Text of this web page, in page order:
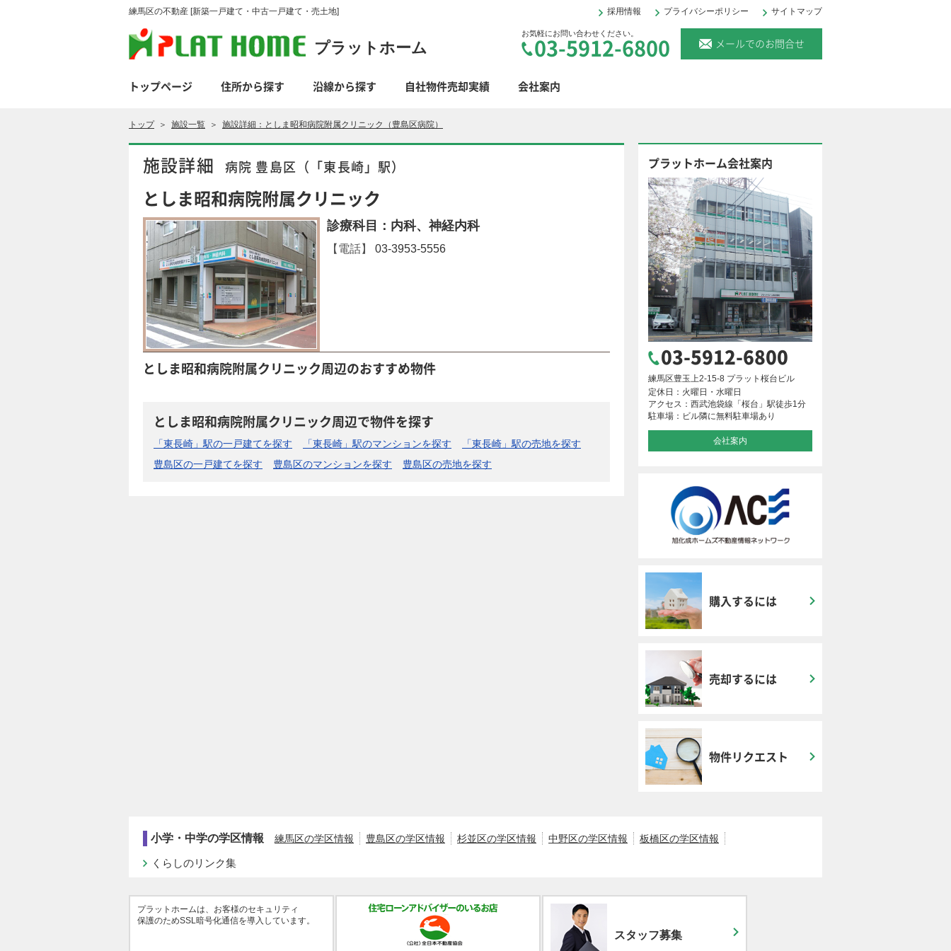
練馬区の不動産 [新築一戸建て・中古一戸建て・売土地] 採用情報 プライバシーポリシー サイトマップ
プラットホーム
お気軽にお問い合わせください。
03-5912-6800 メールでのお問合せ
トップページ 住所から探す 沿線から探す 自社物件売却実績 会社案内
トップ＞ 施設一覧 ＞ 施設詳細：としま昭和病院附属クリニック（豊島区病院）
施設詳細 病院 豊島区（「東長崎」駅）
としま昭和病院附属クリニック
診療科目：内科、神経内科
【電話】 03-3953-5556
としま昭和病院附属クリニック周辺のおすすめ物件
としま昭和病院附属クリニック周辺で物件を探す
「東長崎」駅の一戸建てを探す 「東長崎」駅のマンションを探す
「東長崎」駅の売地を探す
豊島区の一戸建てを探す
豊島区のマンションを探す 豊島区の売地を探す
プラットホーム会社案内
03-5912-6800
練馬区豊玉上2-15-8 プラット桜台ビル
定休日：火曜日・水曜日
アクセス：西武池袋線「桜台」駅徒歩1分
駐車場：ビル隣に無料駐車場あり
会社案内
購入するには
売却するには
物件リクエスト
小学・中学の学区情報 練馬区の学区情報 豊島区の学区情報 杉並区の学区情報 中野区の学区情報 板橋区の学区情報
くらしのリンク集
プラットホームは、お客様のセキュリティ
保護のためSSL暗号化通信を導入しています。
スタッフ募集